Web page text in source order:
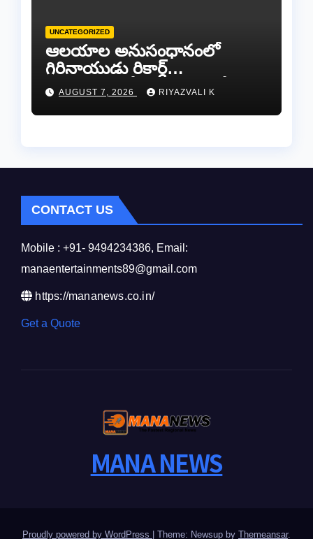
UNCATEGORIZED
ఆలయాల అనుసంధానంలో
గిరినాయుడు రికార్డ్
దారినేర్పరి..రోడ్డు నిర్మాణంతో పాటు
AUGUST 7, 2026 RIYAZVALI K
CONTACT US
Mobile : +91- 9494234386, Email:
manaentertainments89@gmail.com
https://mananews.co.in/
Get a Quote
MANA NEWS
Proudly powered by WordPress | Theme: Newsup by Themeansar.